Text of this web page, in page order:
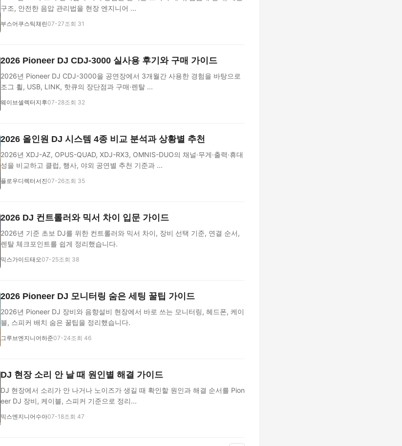
구조, 안전한 음압 관리법을 현장 엔지니어 ...
부스어쿠스틱채린07-27조회 31
2026 Pioneer DJ CDJ-3000 실사용 후기와 구매 가이드
2026년 Pioneer DJ CDJ-3000을 공연장에서 3개월간 사용한 경험을 바탕으로
조그 휠, USB, LINK, 핫큐의 장단점과 구매·렌탈 ...
웨이브셀렉터지후07-28조회 32
2026 올인원 DJ 시스템 4종 비교 분석과 상황별 추천
2026년 XDJ-AZ, OPUS-QUAD, XDJ-RX3, OMNIS-DUO의 채널·무게·출력·휴대
성을 비교하고 클럽, 행사, 야외 공연별 추천 기준과 ...
플로우디렉터서진07-26조회 35
2026 DJ 컨트롤러와 믹서 차이 입문 가이드
2026년 기준 초보 DJ를 위한 컨트롤러와 믹서 차이, 장비 선택 기준, 연결 순서,
렌탈 체크포인트를 쉽게 정리했습니다.
믹스가이드태오07-25조회 38
2026 Pioneer DJ 모니터링 숨은 세팅 꿀팁 가이드
2026년 Pioneer DJ 장비와 음향설비 현장에서 바로 쓰는 모니터링, 헤드폰, 케이
블, 스피커 배치 숨은 꿀팁을 정리했습니다.
그루브엔지니어하준07-24조회 46
DJ 현장 소리 안 날 때 원인별 해결 가이드
DJ 현장에서 소리가 안 나거나 노이즈가 생길 때 확인할 원인과 해결 순서를 Pion
eer DJ 장비, 케이블, 스피커 기준으로 정리...
믹스엔지니어수아07-18조회 47